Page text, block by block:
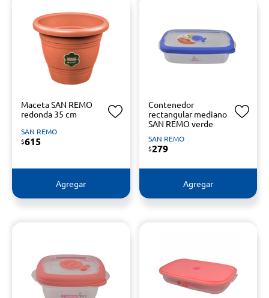
Maceta SAN REMO
redonda 35 cm
SAN REMO
$615
Agregar
Contenedor
rectangular mediano
SAN REMO verde
SAN REMO
$279
Agregar